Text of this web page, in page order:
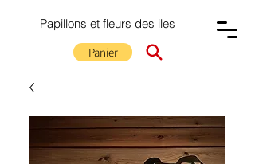
Papillons et fleurs des iles
Panier